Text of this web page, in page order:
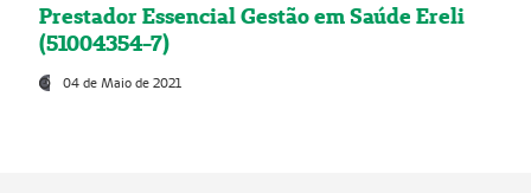
Prestador Essencial Gestão em Saúde Ereli
(51004354-7)
04 de Maio de 2021